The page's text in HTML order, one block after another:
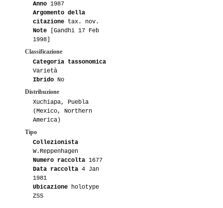
Anno 1987
Argomento della
citazione tax. nov.
Note [Gandhi 17 Feb
1998]
Classificazione
Categoria tassonomica
Varietà
Ibrido No
Distribuzione
Xuchiapa, Puebla
(Mexico, Northern
America)
Tipo
Collezionista
W.Reppenhagen
Numero raccolta 1677
Data raccolta 4 Jan
1981
Ubicazione holotype
ZSS